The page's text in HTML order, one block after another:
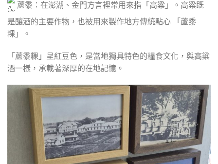
蘆黍：在澎湖、金門方言裡常用來指「高粱」。高粱既
是釀酒的主要作物，也被用來製作地方傳統點心 「蘆黍
粿」。
「蘆黍粿」呈紅豆色，是當地獨具特色的糧食文化，與高粱
酒一樣，承載著深厚的在地記憶。